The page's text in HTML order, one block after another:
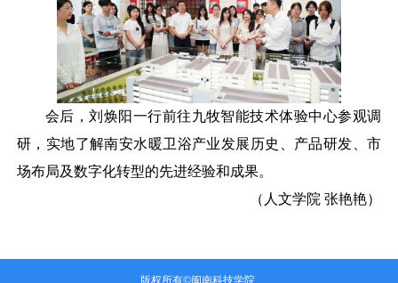
会后，刘焕阳一行前往九牧智能技术体验中心参观调
研，实地了解南安水暖卫浴产业发展历史、产品研发、市
场布局及数字化转型的先进经验和成果。
（ 人文学院 张艳艳）